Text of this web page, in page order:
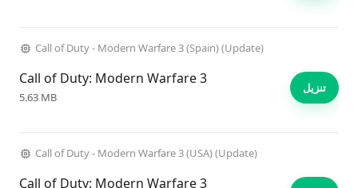
Call of Duty - Modern Warfare 3 (Spain) (Update)
Call of Duty: Modern Warfare 3
5.63 MB
تنزيل
Call of Duty - Modern Warfare 3 (USA) (Update)
Call of Duty: Modern Warfare 3